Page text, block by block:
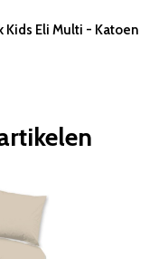
Kids Eli Multi - Katoen